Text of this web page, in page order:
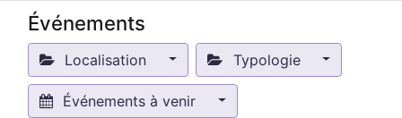
Événements
Localisation Typologie
Événements à venir